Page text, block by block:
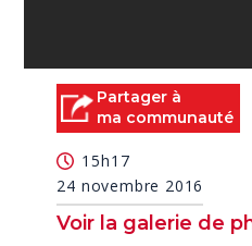
Partager à
ma communauté
15h17
24 novembre 2016
Voir la galerie de